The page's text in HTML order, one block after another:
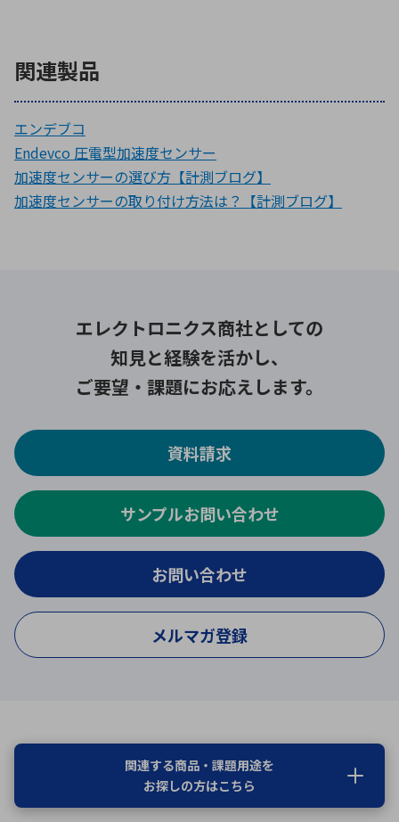
関連製品
エンデブコ
Endevco 圧電型加速度センサー
加速度センサーの選び方【計測ブログ】
加速度センサーの取り付け方法は？【計測ブログ】
エレクトロニクス商社としての
知見と経験を活かし、
ご要望・課題にお応えします。
資料請求
サンプルお問い合わせ
お問い合わせ
メルマガ登録
関連する商品・課題用途を
お探しの方はこちら